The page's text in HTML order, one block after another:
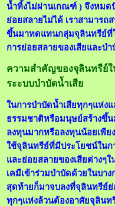
น้ำทิ้งไม่ผ่านเกณฑ์ ) จึงหม
ย่อยสลายไม่ได้ เราสามารถ
ขึ้นมาทดแทนกลุ่มจุลินทรีย์ที่
การย่อยสลายของเสียและบำ
ความสำคัญของจุลินทรีย์ใ
ระะบบบำบัดน้ำเสีย
ในการบำบัดน้ำเสียทุกๆแห่ง
ธรรมชาติหรือมนุษย์สร้างขึ้น
ลงทุนมากหรือลงทุนน้อยเพีย
ใช้จุลินทรีย์ที่มีประโยชน์ในก
และย่อยสลายของเสียต่างๆ
เคมีเข้าร่วมบำบัดด้วยในบา
สุดท้ายก็มาจบลงที่จุลินทรีย์ย่
ทุกๆแห่งล้วนต้องอาศัยจุลินท